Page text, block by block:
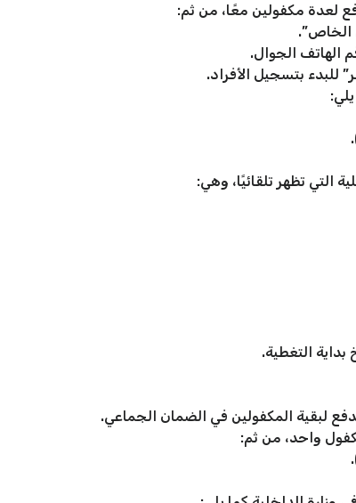
لعدة مكفولين معًا، من ثم:
الخاص”.
الهاتف الجوال.
للبدء بتسجيل الأفراد.
التي تظهر تلقائيًا، وهي:
بداية التغطية.
لبقية المكفولين في الضمان الجماعي.
واحد، من ثم: